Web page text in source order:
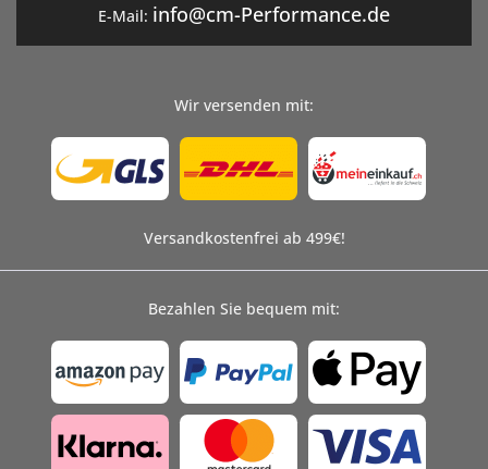
E-Mail: info@cm-Performance.de
Wir versenden mit:
Versandkostenfrei ab 499€!
Bezahlen Sie bequem mit: